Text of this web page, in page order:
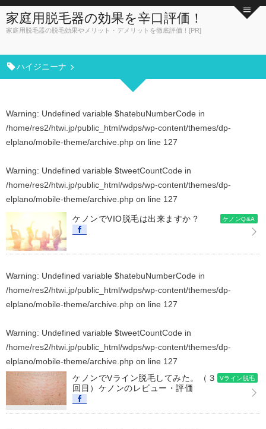
家庭用脱毛器の効果を辛口評価！
家庭用脱毛器の脱毛効果やメリット・デメリットを徹底評価！[PR]
ハイジニーナ
Warning: Undefined variable $hatebuNumberCode in
/home/res2/htwi.jp/public_html/wdps/wp-content/themes/dp-
elplano/mobile-theme/archive.php on line 127
Warning: Undefined variable $tweetCountCode in
/home/res2/htwi.jp/public_html/wdps/wp-content/themes/dp-
elplano/mobile-theme/archive.php on line 127
ケノンQ&A
ケノンでVIO脱毛は出来ますか？
Warning: Undefined variable $hatebuNumberCode in
/home/res2/htwi.jp/public_html/wdps/wp-content/themes/dp-
elplano/mobile-theme/archive.php on line 127
Warning: Undefined variable $tweetCountCode in
/home/res2/htwi.jp/public_html/wdps/wp-content/themes/dp-
elplano/mobile-theme/archive.php on line 127
Vライン脱毛
ケノンでVライン脱毛してみた。（３
回目）ケノンのレビュー・評価